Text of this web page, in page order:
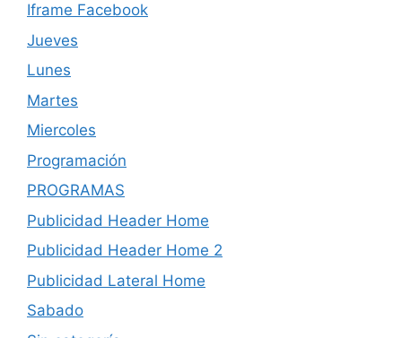
Iframe Facebook
Jueves
Lunes
Martes
Miercoles
Programación
PROGRAMAS
Publicidad Header Home
Publicidad Header Home 2
Publicidad Lateral Home
Sabado